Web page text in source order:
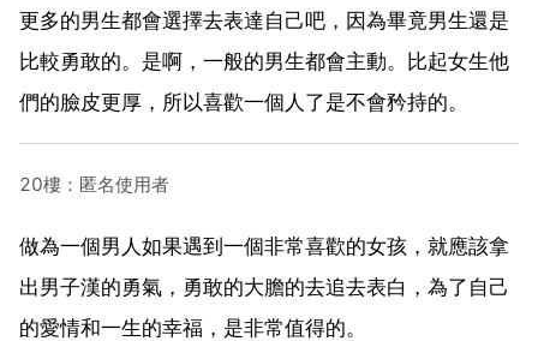
更多的男生都會選擇去表達自己吧，因為畢竟男生還是
比較勇敢的。是啊，一般的男生都會主動。比起女生他
們的臉皮更厚，所以喜歡一個人了是不會矜持的。
20樓：匿名使用者
做為一個男人如果遇到一個非常喜歡的女孩，就應該拿
出男子漢的勇氣，勇敢的大膽的去追去表白，為了自己
的愛情和一生的幸福，是非常值得的。